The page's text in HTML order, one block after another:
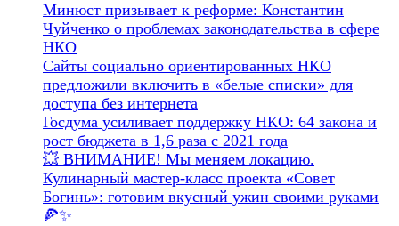
Минюст призывает к реформе: Константин
Чуйченко о проблемах законодательства в сфере
НКО
Сайты социально ориентированных НКО
предложили включить в «белые списки» для
доступа без интернета
Госдума усиливает поддержку НКО: 64 закона и
рост бюджета в 1,6 раза с 2021 года
💥 ВНИМАНИЕ! Мы меняем локацию.
Кулинарный мастер-класс проекта «Совет
Богинь»: готовим вкусный ужин своими руками
🍕✨